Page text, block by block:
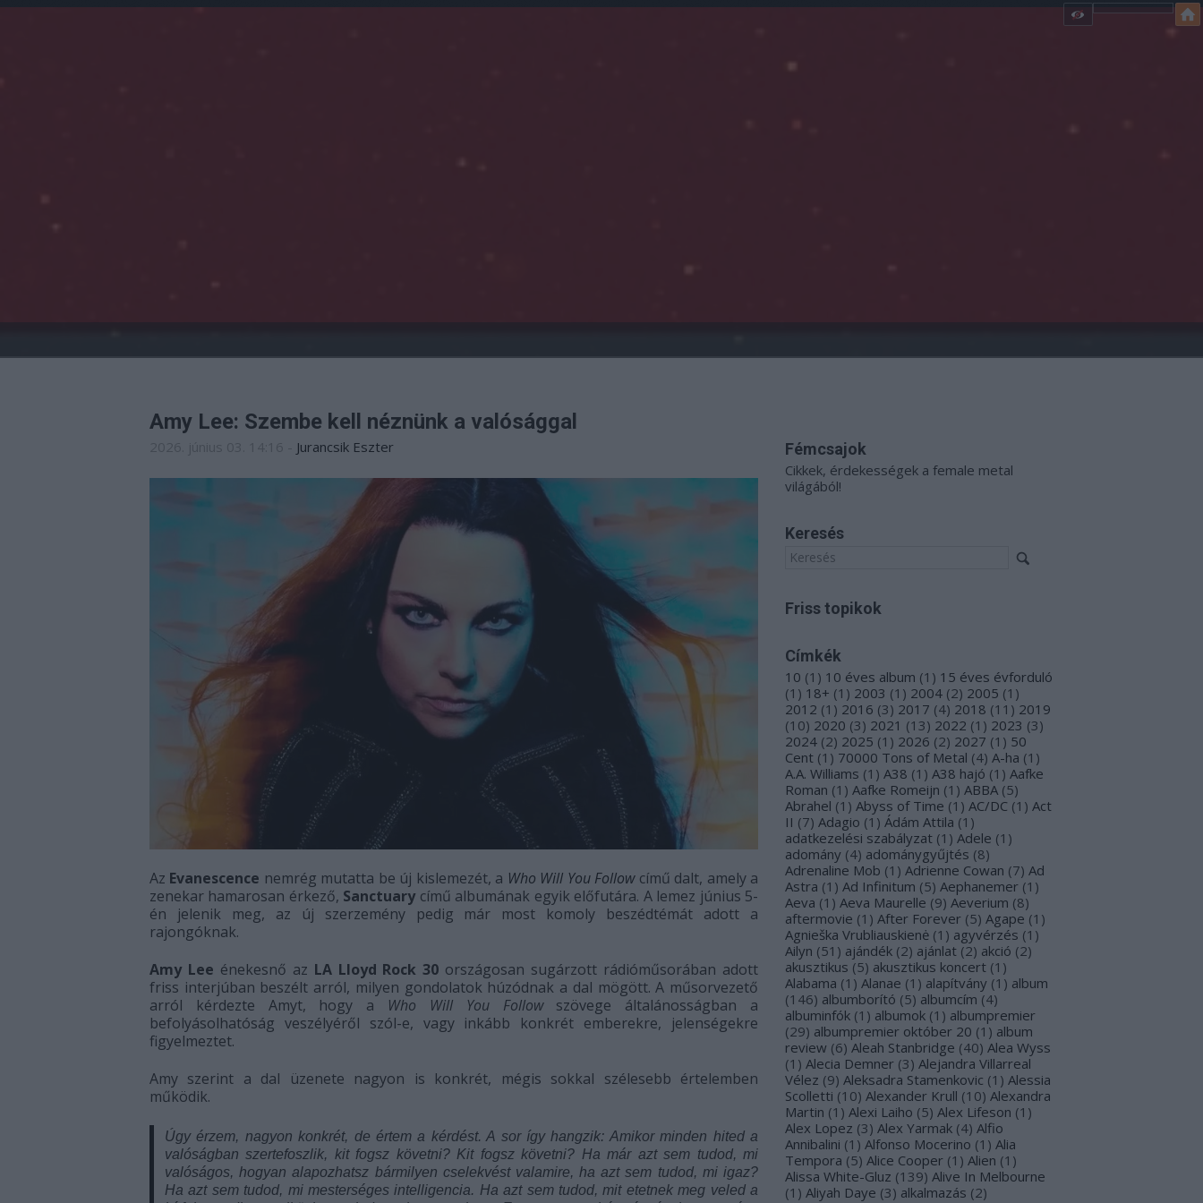
Amy Lee: Szembe kell néznünk a valósággal
Jurancsik Eszter
Az Evanescence nemrég mutatta be új kislemezét, a Who Will You Followcímű dalt, amely a
zenekar hamarosan érkező, Sanctuary című albumának egyik előfutára. A lemez június 5-
én jelenik meg, az új szerzemény pedig már most komoly beszédtémát adott a
rajongóknak.
Amy Lee énekesnő az LA Lloyd Rock 30 országosan sugárzott rádióműsorában adott
friss interjúban beszélt arról, milyen gondolatok húzódnak a dal mögött. A műsorvezető
arról kérdezte Amyt, hogy a Who Will You Followszövege általánosságban a
befolyásolhatóság veszélyéről szól-e, vagy inkább konkrét emberekre, jelenségekre
figyelmeztet.
Amy szerint a dal üzenete nagyon is konkrét, mégis sokkal szélesebb értelemben
működik.
Úgy érzem, nagyon konkrét, de értem a kérdést. A sor így hangzik: Amikor minden hited a
valóságban szertefoszlik, kit fogsz követni? Kit fogsz követni? Ha már azt sem tudod, mi
valóságos, hogyan alapozhatsz bármilyen cselekvést valamire, ha azt sem tudod, mi igaz?
Ha azt sem tudod, mi mesterséges intelligencia. Ha azt sem tudod, mit etetnek meg veled a
Fémcsajok
Cikkek, érdekességek a female metal
világából!
Keresés
Friss topikok
Címkék
10 (1 ) 10 éves album (1 ) 15 éves évforduló
(1 ) 18+ (1 ) 2003 (1 ) 2004 (2) 2005 (1 )
2012 (1 ) 2016 (3) 2017 (4) 2018 (11 ) 2019
(10) 2020 (3) 2021 (13) 2022 (1 ) 2023 (3)
2024 (2) 2025 (1 ) 2026 (2) 2027 (1 ) 50
Cent (1 ) 70000 Tons of Metal (4) A-ha (1 )
A.A. Williams (1 ) A38 (1 ) A38 hajó (1 ) Aafke
Roman (1 ) Aafke Romeijn (1 ) ABBA (5)
Abrahel (1 ) Abyss of Time (1 ) AC/DC (1 ) Act
II (7) Adagio (1 ) Ádám Attila (1 )
adatkezelési szabályzat (1 ) Adele (1 )
adomány (4) adománygyűjtés (8)
Adrenaline Mob (1 ) Adrienne Cowan (7) Ad
Astra (1 ) Ad Infinitum (5) Aephanemer (1 )
Aeva (1 ) Aeva Maurelle (9) Aeverium (8)
aftermovie (1 ) After Forever (5) Agape (1 )
Agnieška Vrubliauskienė (1 ) agyvérzés (1 )
Ailyn (51 ) ajándék (2) ajánlat (2) akció (2)
akusztikus (5) akusztikus koncert (1 )
Alabama (1 ) Alanae (1 ) alapítvány (1 ) album
(146) albumborító (5) albumcím (4)
albuminfók (1 ) albumok (1 ) albumpremier
(29) albumpremier október 20 (1 ) album
review (6) Aleah Stanbridge (40) Alea Wyss
(1 ) Alecia Demner (3) Alejandra Villarreal
Vélez (9) Aleksadra Stamenkovic (1 ) Alessia
Scolletti (10) Alexander Krull (10) Alexandra
Martin (1 ) Alexi Laiho (5) Alex Lifeson (1 )
Alex Lopez (3) Alex Yarmak (4) Alfio
Annibalini (1 ) Alfonso Mocerino (1 ) Alia
Tempora (5) Alice Cooper (1 ) Alien (1 )
Alissa White-Gluz (139) Alive In Melbourne
(1 ) Aliyah Daye (3) alkalmazás (2)